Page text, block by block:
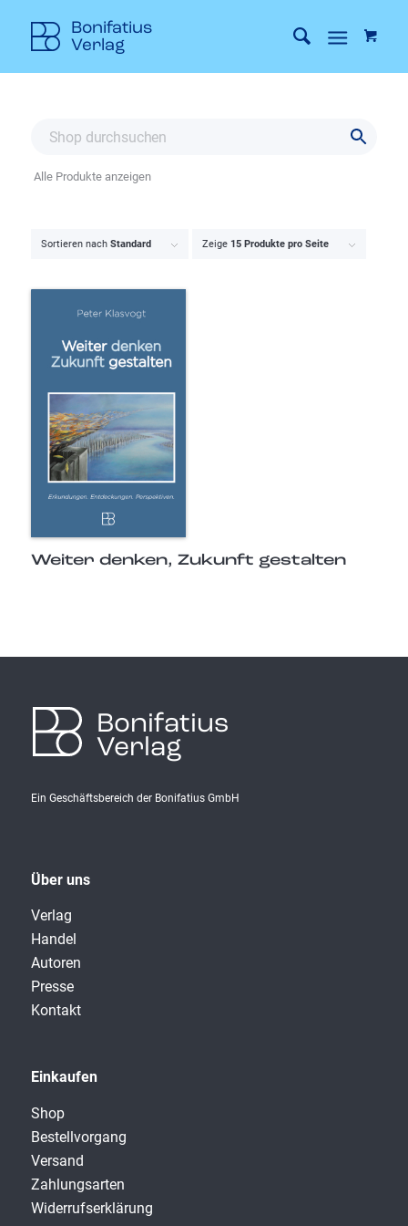
Sortieren nach Standard Zeige 15 Produkte pro Seite
Weiter denken, Zukunft gestalten
Alle Produkte anzeigen
Bonifatius
Verlag
Ein Geschäftsbereich der Bonifatius GmbH
Über uns
Verlag
Handel
Autoren
Presse
Kontakt
Einkaufen
Shop
Bestellvorgang
Versand
Zahlungsarten
Widerrufserklärung